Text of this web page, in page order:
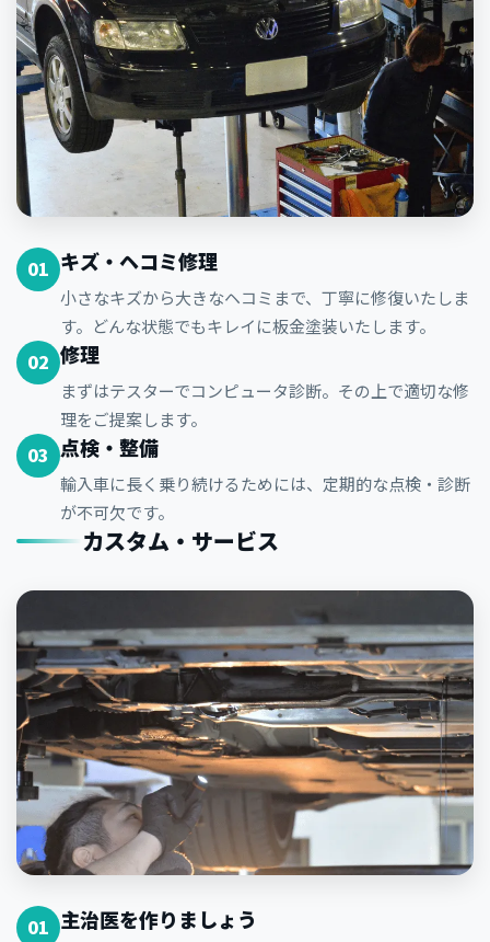
01 キズ・ヘコミ修理
小さなキズから大きなヘコミまで、丁寧に修復いたしま
す。どんな状態でもキレイに板金塗装いたします。
02 修理
まずはテスターでコンピュータ診断。その上で適切な修
理をご提案します。
03 点検・整備
輸入車に長く乗り続けるためには、定期的な点検・診断
が不可欠です。
カスタム・サービス
01 主治医を作りましょう